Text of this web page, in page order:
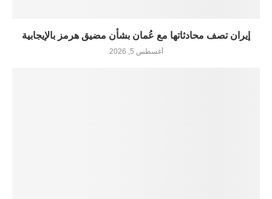
إيران تصف محادثاتها مع عُمان بشأن مضيق هرمز بالإيجابية
أغسطس 5, 2026